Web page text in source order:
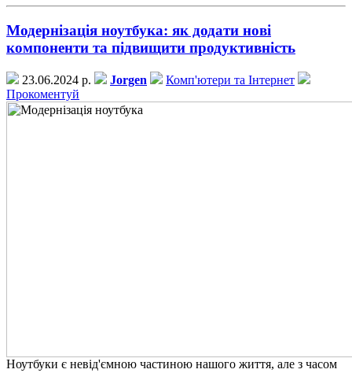
Модернізація ноутбука: як додати нові
компоненти та підвищити продуктивність
23.06.2024 р. Jorgen
Комп'ютери та Інтернет
Прокоментуй
Ноутбуки є невід'ємною частиною нашого життя, але з часом